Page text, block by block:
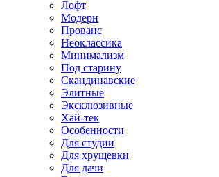
Лофт
Модерн
Прованс
Неоклассика
Минимализм
Под старину
Скандинавские
Элитные
Эксклюзивные
Хай-тек
Особенности
Для студии
Для хрущевки
Для дачи